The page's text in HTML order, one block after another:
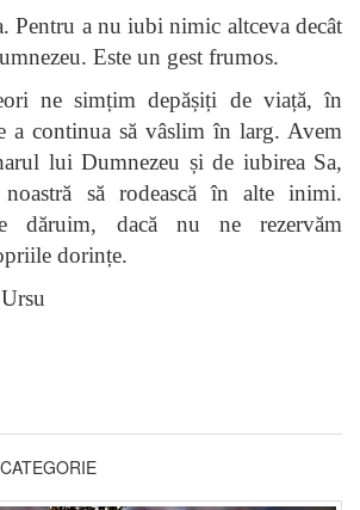
Pentru a nu iubi nimic altceva decât
Este un gest frumos.
depășiți de viață, în
a continua să vâslim în larg. Avem
lui Dumnezeu și de iubirea Sa,
să rodească în alte inimi.
dăruim, dacă nu ne rezervăm
dorințe.